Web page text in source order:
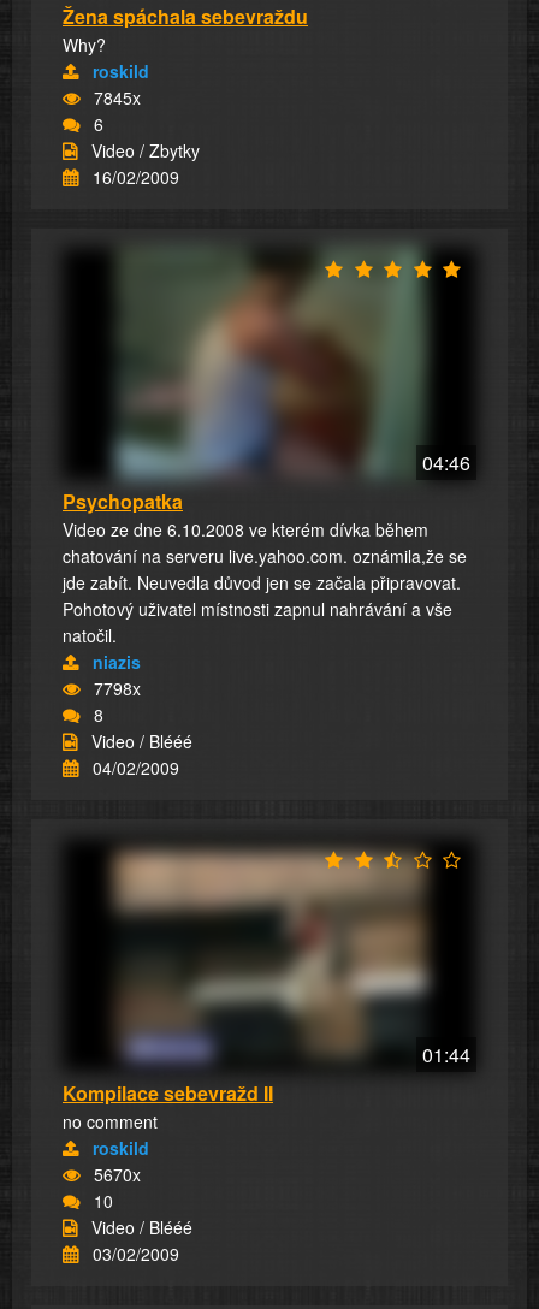
Žena spáchala sebevraždu
Why?
roskild
7845x
6
Video / Zbytky
16/02/2009
04:46
Psychopatka
Video ze dne 6.10.2008 ve kterém dívka během
chatování na serveru live.yahoo.com. oznámila,že se
jde zabít. Neuvedla důvod jen se začala připravovat.
Pohotový uživatel místnosti zapnul nahrávání a vše
natočil.
niazis
7798x
8
Video / Blééé
04/02/2009
01:44
Kompilace sebevražd II
no comment
roskild
5670x
10
Video / Blééé
03/02/2009